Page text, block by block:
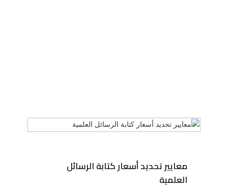
معايير تحديد أسعار كتابة الرسائل
العلمية